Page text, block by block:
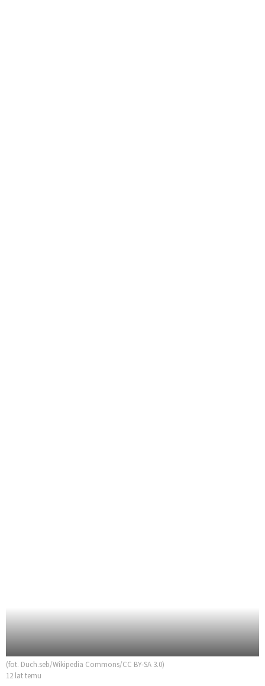
(fot. Duch.seb/Wikipedia Commons/CC BY-SA 3.0)
12 lat temu